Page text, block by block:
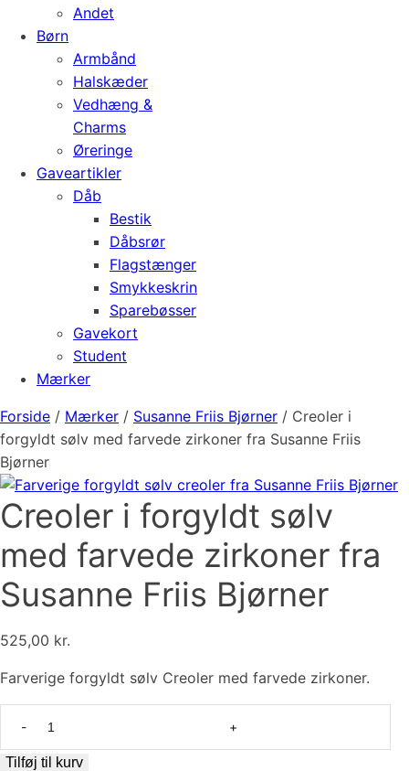
Andet
Børn
Armbånd
Halskæder
Vedhæng &
Charms
Øreringe
Gaveartikler
Dåb
Bestik
Dåbsrør
Flagstænger
Smykkeskrin
Sparebøsser
Gavekort
Student
Mærker
Forside / Mærker / Susanne Friis Bjørner / Creoler i
forgyldt sølv med farvede zirkoner fra Susanne Friis
Bjørner
Creoler i forgyldt sølv
med farvede zirkoner fra
Susanne Friis Bjørner
525,00 kr.
Farverige forgyldt sølv Creoler med farvede zirkoner.
forgyldt
Tilføj til kurv